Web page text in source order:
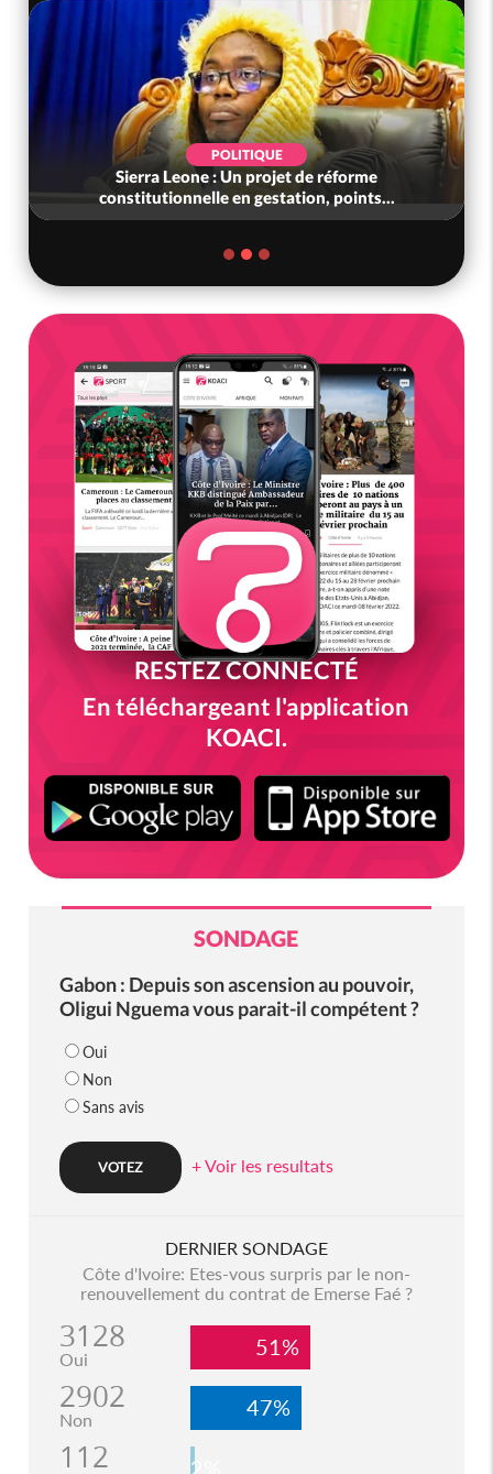
POLITIQUE
Sierra Leone : Un projet de réforme
constitutionnelle en gestation, points...
RESTEZ CONNECTÉ
En téléchargeant l'application
KOACI.
SONDAGE
Gabon : Depuis son ascension au pouvoir,
Oligui Nguema vous parait-il compétent ?
Oui
Non
Sans avis
+ Voir les resultats
DERNIER SONDAGE
Côte d'Ivoire: Etes-vous surpris par le non-
renouvellement du contrat de Emerse Faé ?
3128
Oui 51%
2902
Non 47%
112 2%